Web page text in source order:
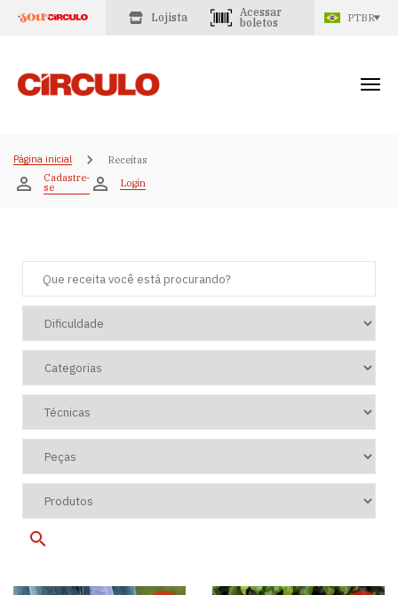
Lojista
Acessar
boletos
PTBR
Página inicial
Receitas
Cadastre-
se Login